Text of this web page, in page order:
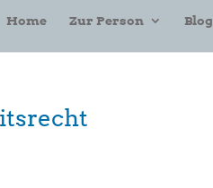
Home Zur Person Blog